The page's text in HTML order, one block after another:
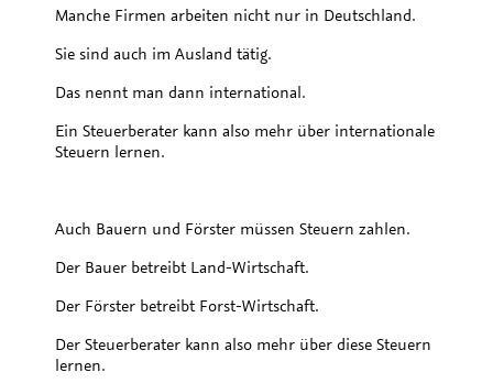
Manche Firmen arbeiten nicht nur in Deutschland.
Sie sind auch im Ausland tätig.
Das nennt man dann international.
Ein Steuerberater kann also mehr über internationale
Steuern lernen.
Auch Bauern und Förster müssen Steuern zahlen.
Der Bauer betreibt Land-Wirtschaft.
Der Förster betreibt Forst-Wirtschaft.
Der Steuerberater kann also mehr über diese Steuern
lernen.